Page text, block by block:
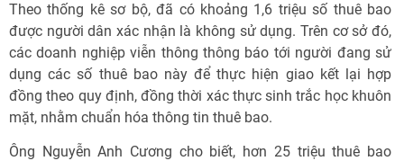
Theo thống kê sơ bộ, đã có khoảng 1,6 triệu số thuê bao
được người dân xác nhận là không sử dụng. Trên cơ sở đó,
các doanh nghiệp viễn thông thông báo tới người đang sử
dụng các số thuê bao này để thực hiện giao kết lại hợp
đồng theo quy định, đồng thời xác thực sinh trắc học khuôn
mặt, nhằm chuẩn hóa thông tin thuê bao.
Ông Nguyễn Anh Cương cho biết, hơn 25 triệu thuê bao